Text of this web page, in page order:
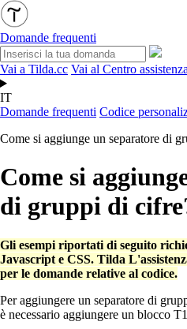
Domande frequenti
Vai a Tilda.cc Vai al Centro assistenza
IT
Domande frequenti Codice
Come si aggiunge un separatore di
Come si
di gruppi di
Gli esempi riportati di seguito
Javascript e CSS. Tilda
per le domande relative al codice.
Per aggiungere un separatore di
è necessario aggiungere un blocco